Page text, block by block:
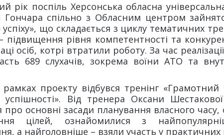
рік поспіль Херсонська обласна
Гончара спільно з Обласним центром
що складається з циклу тематичних
підвищення рівня компетентності та
осіб, котрі втратили роботу. За час
689 слухачів, зокрема воїни АТО та
проекту відбувся тренінг
успішності». Від тренера Оксани
про основні засади планування власного
цілей, ознайомилися з
а найголовніше – взяли участь у практичних